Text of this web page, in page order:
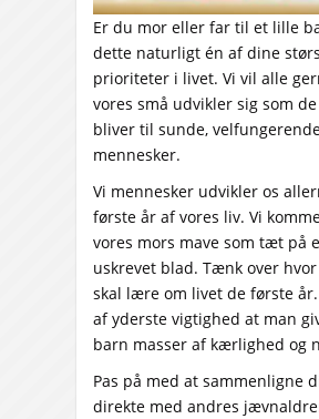
Er du mor eller far til et lille
dette naturligt én af dine
prioriteter i livet. Vi vil alle
vores små udvikler sig som
bliver til sunde,
mennesker.
Vi mennesker udvikler os
første år af vores liv. Vi
vores mors mave som tæt på
uskrevet blad. Tænk over
skal lære om livet de første
af yderste vigtighed at man
barn masser af kærlighed og
Pas på med at sammenligne
direkte med andres